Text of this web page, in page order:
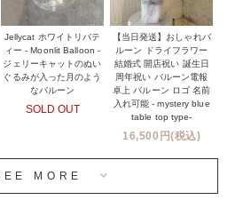
ーン -プリント内容-
手納基地店-
集
プについて
ン
Jellycat ホワイトリバテ
ィー - Moonlit Balloon -
ジェリーキャットのぬい
ぐるみが入った月のよう
なバルーン
SOLD OUT
【当日発送】おしゃれバ
ルーン ドライフラワー
結婚式 開店祝い 誕生日
周年祝い バルーン電報
卓上 バルーン ロゴ 名前
入れ可能 - mystery blue
table top type-
16,500円(税込)
MORE